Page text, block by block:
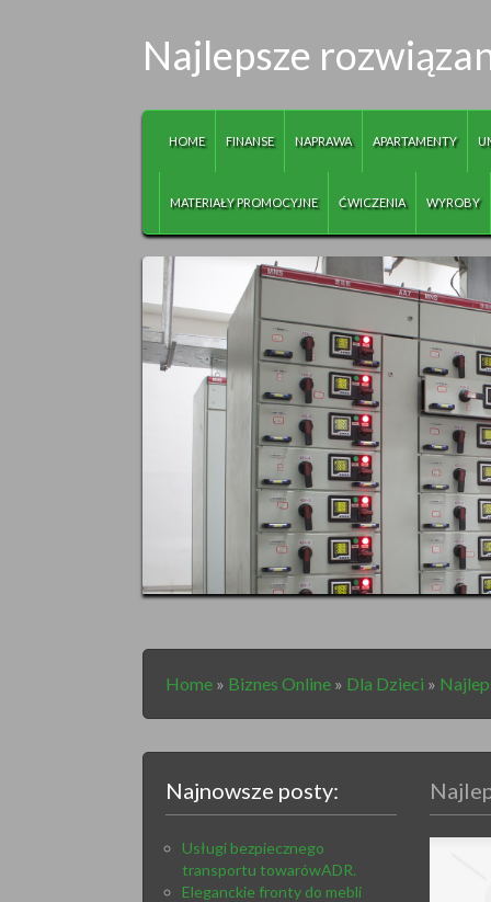
Najlepsze
HOME FINANSE NAPRAWA APARTAMENTY
MATERIAŁY PROMOCYJNE ĆWICZENIA WYROBY
Home » Biznes Online » Dla Dzieci »
Najnowsze posty:
Usługi bezpiecznego
transportu towarówADR.
Eleganckie fronty do mebli